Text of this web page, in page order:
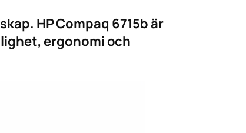
HP Compaq 6715b är
ergonomi och